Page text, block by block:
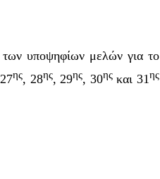
υποψηφίων μελών για το
ης, 28ης, 29ης, 30ηςκαι 31ης